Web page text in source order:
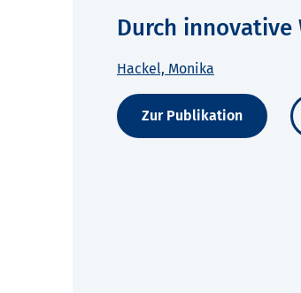
Durch
Hackel, Monika
Zur Publikation